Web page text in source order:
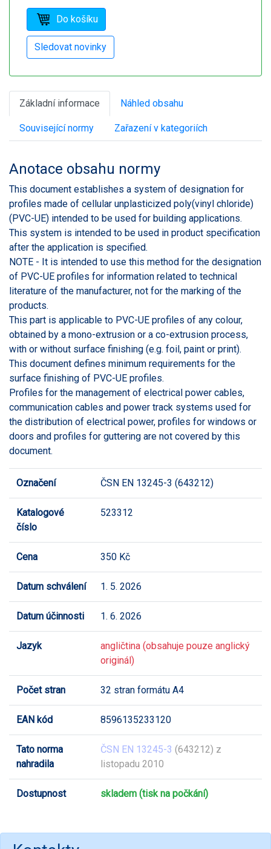
Základní informace Náhled obsahu
Související normy Zařazení v kategoriích
Anotace obsahu normy
This document establishes a system of designation for
profiles made of cellular unplasticized poly(vinyl chloride)
(PVC-UE) intended to be used for building applications.
This system is intended to be used in product specification
after the application is specified.
NOTE - It is intended to use this method for the designation
of PVC-UE profiles for information related to technical
literature of the manufacturer, not for the marking of the
products.
This part is applicable to PVC-UE profiles of any colour,
obtained by a mono-extrusion or a co-extrusion process,
with or without surface finishing (e.g. foil, paint or print).
This document defines minimum requirements for the
surface finishing of PVC-UE profiles.
Profiles for the management of electrical power cables,
communication cables and power track systems used for
the distribution of electrical power, profiles for windows or
doors and profiles for guttering are not covered by this
document.
Označení ČSN EN 13245-3 (643212)
Katalogové
číslo
523312
Cena 350 Kč
Datum schválení 1. 5. 2026
Datum účinnosti 1. 6. 2026
Jazyk
angličtina (obsahuje pouze anglický
originál)
Počet stran 32 stran formátu A4
EAN kód 8596135233120
Tato norma
nahradila
ČSN EN 13245-3 (643212) z
listopadu 2010
Dostupnost skladem (tisk na počkání)